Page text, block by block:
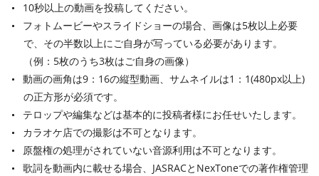
10秒以上の動画を投稿してください。
フォトムービーやスライドショーの場合、画像は5枚以上必要
で、その半数以上にご自身が写っている必要があります。
（例：5枚のうち3枚はご自身の画像）
動画の画角は9：16の縦型動画、サムネイルは1：1(480px以上)
の正方形が必須です。
テロップや編集などは基本的に投稿者様にお任せいたします。
カラオケ店での撮影は不可となります。
原盤権の処理がされていない音源利用は不可となります。
歌詞を動画内に載せる場合、JASRACとNexToneでの著作権管理